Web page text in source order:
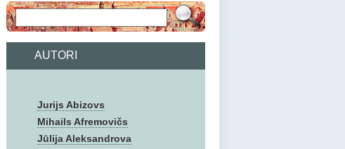
AUTORI
Jurijs Abizovs
Mihails Afremovičs
Jūlija Aleksandrova